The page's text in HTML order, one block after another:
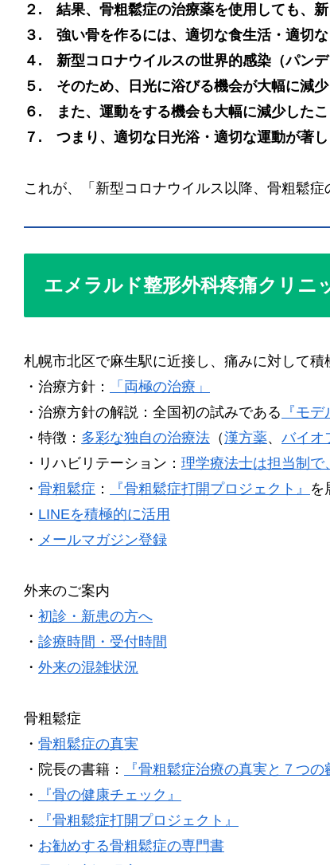
２. 結果、骨粗鬆症の治療薬を使用しても、
３. 強い骨を作るには、適切な食生活・適切
４. 新型コロナウイルスの世界的感染（パン
５. そのため、日光に浴びる機会が大幅に減
６. また、運動をする機会も大幅に減少した
７. つまり、適切な日光浴・適切な運動が著
これが、「新型コロナウイルス以降、骨粗鬆
エメラルド整形外科疼痛クリニ
札幌市北区で麻生駅に近接し、痛みに対して積
・治療方針：
「両極の治療」
・治療方針の解説：全国初の試みである 『モ
・特徴： 多彩な独自の治療法 （漢方薬、 バイオ
・リハビリテーション： 理学療法士は担当制
・ 骨粗鬆症 ： 『骨粗鬆症打開プロジェクト』 を
・ LINEを積極的に活用
・ メールマガジン登録
外来のご案内
・ 初診・新患の方へ
・ 診療時間・受付時間
・ 外来の混雑状況
骨粗鬆症
・ 骨粗鬆症の真実
・院長の書籍：
『骨粗鬆症治療の真実と７つ
・
『骨の健康チェック』
・
『骨粗鬆症打開プロジェクト』
・ お勧めする骨粗鬆症の専門書